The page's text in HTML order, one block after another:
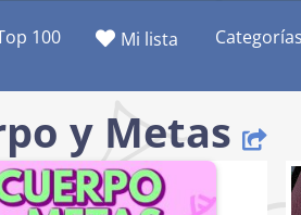
100 Mi lista Categorías
y Metas